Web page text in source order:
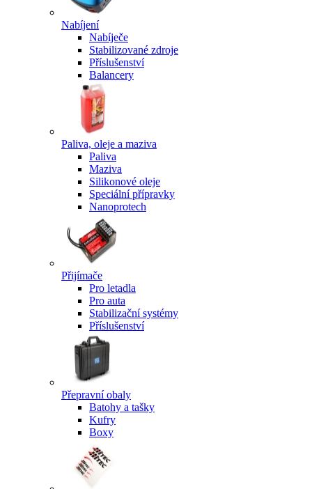
Nabíjení
Nabíječe
Stabilizované zdroje
Příslušenství
Balancery
Paliva, oleje a maziva
Paliva
Maziva
Silikonové oleje
Speciální přípravky
Nanoprotech
Přijímače
Pro letadla
Pro auta
Stabilizační systémy
Příslušenství
Přepravní obaly
Batohy a tašky
Kufry
Boxy